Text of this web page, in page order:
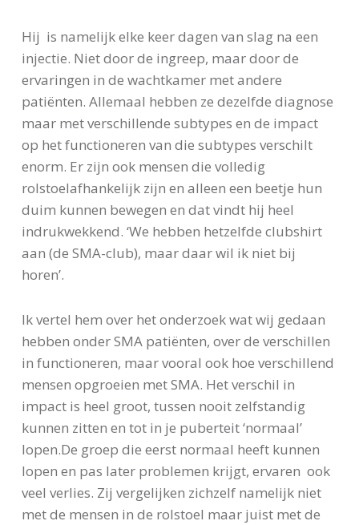
Hij is namelijk elke keer dagen van slag na een
injectie. Niet door de ingreep, maar door de
ervaringen in de wachtkamer met andere
patiënten. Allemaal hebben ze dezelfde diagnose
maar met verschillende subtypes en de impact
op het functioneren van die subtypes verschilt
enorm. Er zijn ook mensen die volledig
rolstoelafhankelijk zijn en alleen een beetje hun
duim kunnen bewegen en dat vindt hij heel
indrukwekkend. ‘We hebben hetzelfde clubshirt
aan (de SMA-club), maar daar wil ik niet bij
horen’.
Ik vertel hem over het onderzoek wat wij gedaan
hebben onder SMA patiënten, over de verschillen
in functioneren, maar vooral ook hoe verschillend
mensen opgroeien met SMA. Het verschil in
impact is heel groot, tussen nooit zelfstandig
kunnen zitten en tot in je puberteit ‘normaal’
lopen.De groep die eerst normaal heeft kunnen
lopen en pas later problemen krijgt, ervaren ook
veel verlies. Zij vergelijken zichzelf namelijk niet
met de mensen in de rolstoel maar juist met de